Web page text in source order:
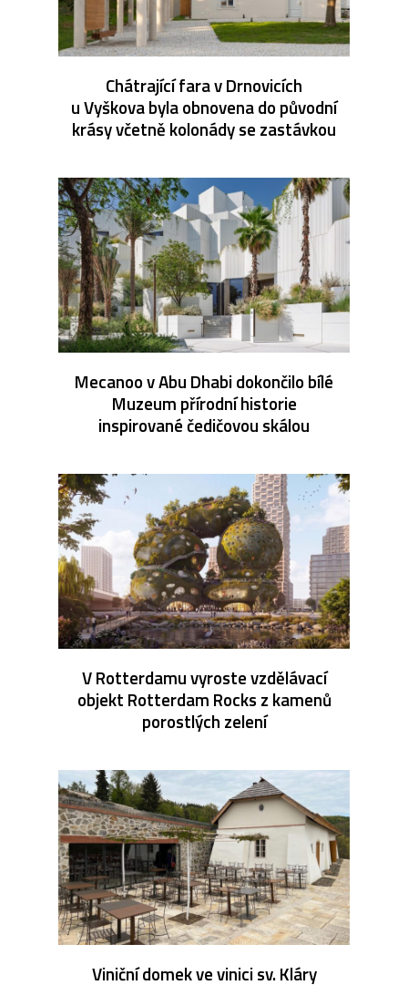
Chátrající fara v Drnovicích
u Vyškova byla obnovena do původní
krásy včetně kolonády se zastávkou
Mecanoo v Abu Dhabi dokončilo bílé
Muzeum přírodní historie
inspirované čedičovou skálou
V Rotterdamu vyroste vzdělávací
objekt Rotterdam Rocks z kamenů
porostlých zelení
Viniční domek ve vinici sv. Kláry